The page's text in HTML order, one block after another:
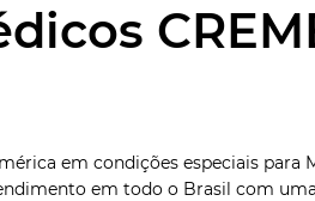
em condições especiais para
em todo o Brasil com